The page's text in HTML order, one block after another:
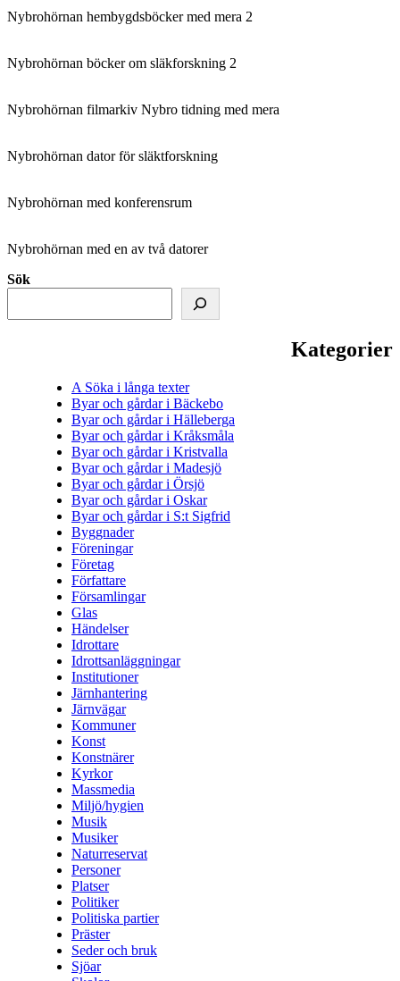
Nybrohörnan hembygdsböcker med mera 2
Nybrohörnan böcker om släkforskning 2
Nybrohörnan filmarkiv Nybro tidning med mera
Nybrohörnan dator för släktforskning
Nybrohörnan med konferensrum
Nybrohörnan med en av två datorer
Sök
Kategorier
A Söka i långa texter
Byar och gårdar i Bäckebo
Byar och gårdar i Hälleberga
Byar och gårdar i Kråksmåla
Byar och gårdar i Kristvalla
Byar och gårdar i Madesjö
Byar och gårdar i Örsjö
Byar och gårdar i Oskar
Byar och gårdar i S:t Sigfrid
Byggnader
Föreningar
Företag
Författare
Församlingar
Glas
Händelser
Idrottare
Idrottsanläggningar
Institutioner
Järnhantering
Järnvägar
Kommuner
Konst
Konstnärer
Kyrkor
Massmedia
Miljö/hygien
Musik
Musiker
Naturreservat
Personer
Platser
Politiker
Politiska partier
Präster
Seder och bruk
Sjöar